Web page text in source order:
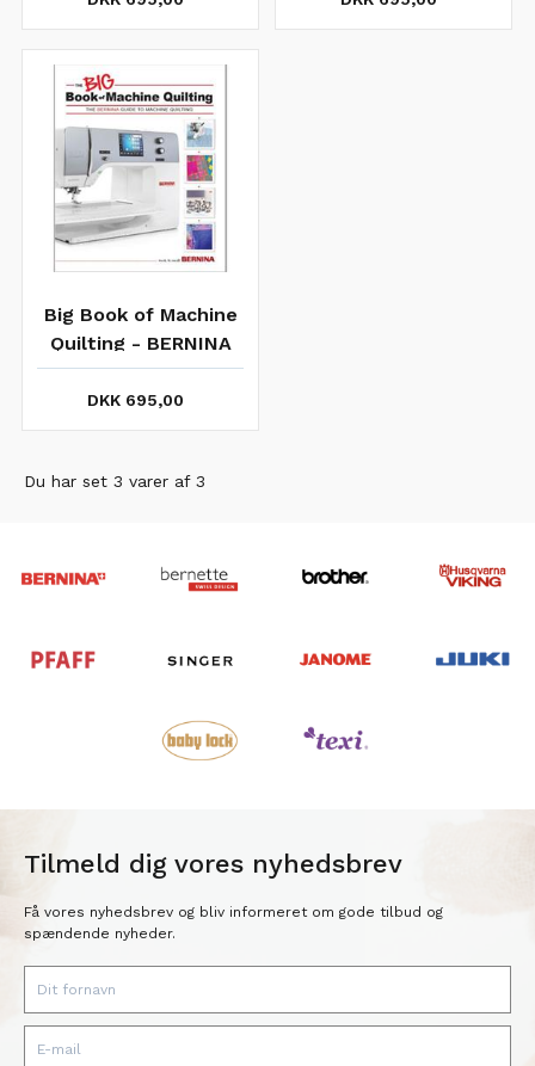
Big Book of Machine
Quilting - BERNINA
DKK 695,00
Du har set 3 varer af 3
Tilmeld dig vores nyhedsbrev
Få vores nyhedsbrev og bliv informeret om gode tilbud og
spændende nyheder.